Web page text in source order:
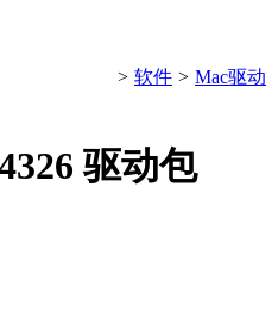
> 软件 > Mac驱动
驱动包